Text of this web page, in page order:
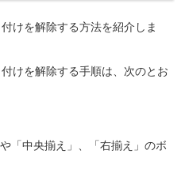
けを解除する方法を紹介しま
けを解除する手順は、次のとお
「中央揃え」、「右揃え」のボ